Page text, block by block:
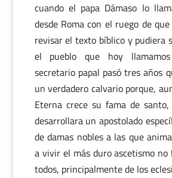
cuando el papa Dámaso lo
desde Roma con el ruego de
revisar el texto bíblico y pudiera
el pueblo que hoy
secretario papal pasó tres años
un verdadero calvario porque,
Eterna crece su fama de
desarrollara un apostolado
de damas nobles a las que
a vivir el más duro ascetismo no
todos, principalmente de los